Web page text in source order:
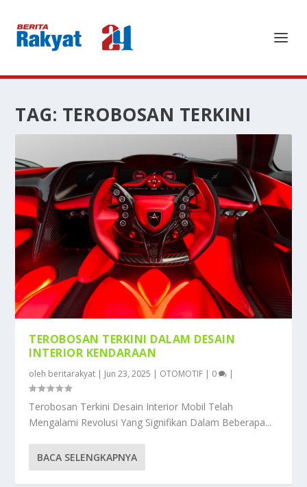
TAG: TEROBOSAN TERKINI
TEROBOSAN TERKINI DALAM DESAIN
INTERIOR KENDARAAN
oleh beritarakyat | Jun 23, 2025 | OTOMOTIF | 0 |
Terobosan Terkini Desain Interior Mobil Telah
Mengalami Revolusi Yang Signifikan Dalam Beberapa...
BACA SELENGKAPNYA